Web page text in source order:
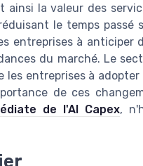
ainsi la valeur des
le temps passé
entreprises à anticiper
du marché. Le
entreprises à adopter
de ces
de l'AI Capex,